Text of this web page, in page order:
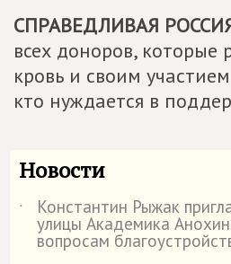
СПРАВЕДЛИВАЯ
всех доноров, которые
кровь и своим
кто нуждается в
Новости
˙ Константин Рыжак
улицы Академика
вопросам